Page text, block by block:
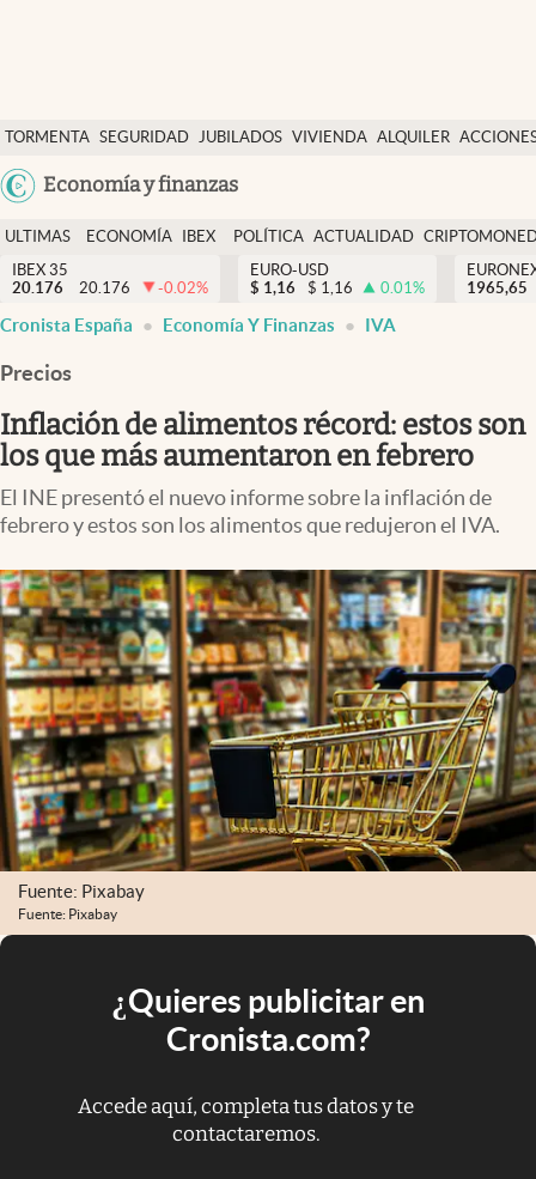
TORMENTA SEGURIDAD JUBILADOS VIVIENDA ALQUILER
USA
Economía y finanzas
Economía y finanzas
Política
Actualidad
Criptomonedas
España
ULTIMAS
NOTICIAS
ECONOMÍA
FINANZAS
IBEX
EURO
POLÍTICA ACTUALIDAD
IBEX 35
20.176
20.176 -0.02%
EURO-USD
$ 1,16 $ 1,16 0.01%
1965,65
Cronista España Economía Y Finanzas IVA
Precios
Inflación de alimentos récord: estos son
los que más aumentaron en febrero
El INE presentó el nuevo informe sobre la inflación de
febrero y estos son los alimentos que redujeron el IVA.
Fuente: Pixabay
Fuente: Pixabay
¿Quieres publicitar en
Cronista.com?
Accede aquí, completa tus datos y te
contactaremos.